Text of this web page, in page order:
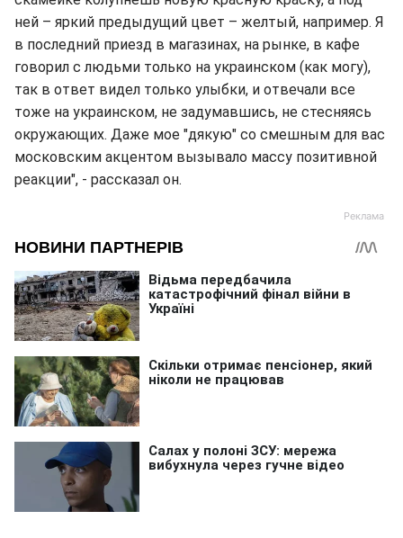
ней – яркий предыдущий цвет – желтый, например. Я
в последний приезд в магазинах, на рынке, в кафе
говорил с людьми только на украинском (как могу),
так в ответ видел только улыбки, и отвечали все
тоже на украинском, не задумавшись, не стесняясь
окружающих. Даже мое "дякую" со смешным для вас
московским акцентом вызывало массу позитивной
реакции", - рассказал он.